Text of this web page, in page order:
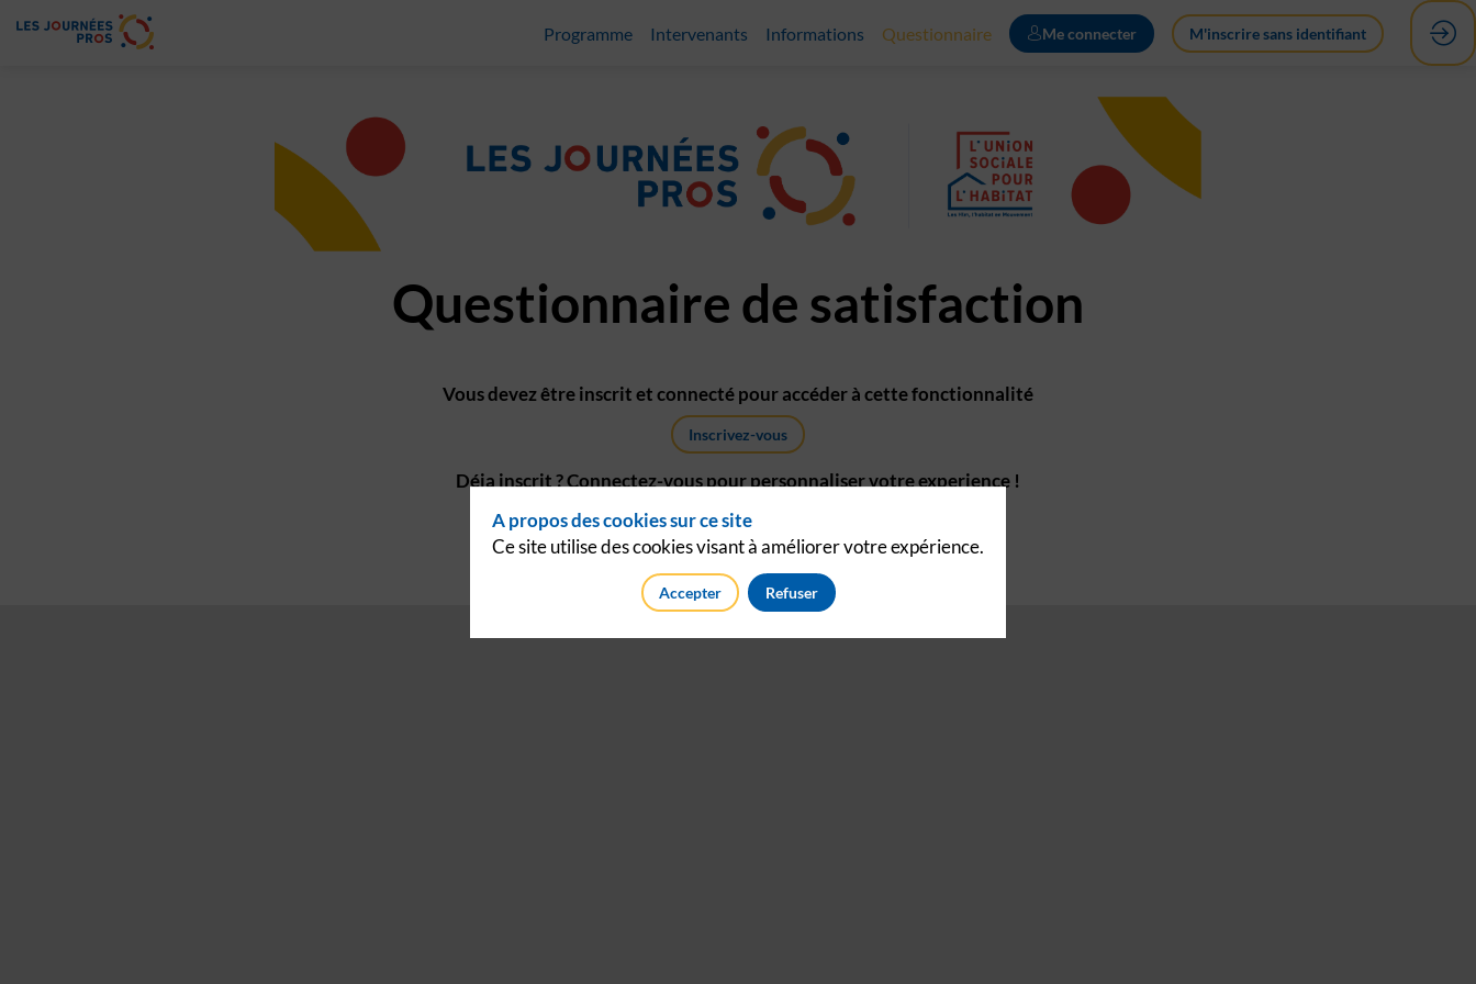
Programme Intervenants Informations Questionnaire Me connecter M'inscrire sans identifiant
Questionnaire de satisfaction
Vous devez être inscrit et connecté pour accéder à cette fonctionnalité
Inscrivez-vous
Déja inscrit ? Connectez-vous pour personnaliser votre experience !
Connectez-vous
A propos des cookies sur ce site
Ce site utilise des cookies visant à améliorer votre expérience.
Accepter Refuser